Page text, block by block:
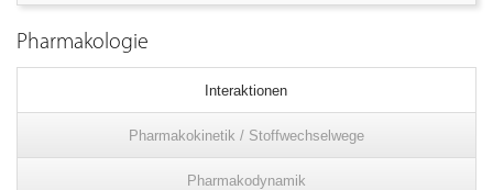
Pharmakologie
Interaktionen
Pharmakokinetik / Stoffwechselwege
Pharmakodynamik